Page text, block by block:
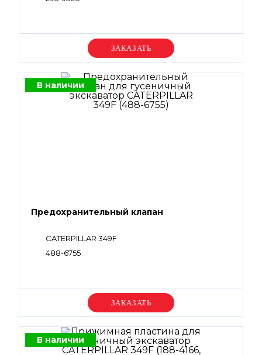
Уточняйте цену
В наличии
Предохранительный клапан
CATERPILLAR 349F
488-6755
Уточняйте цену
В наличии